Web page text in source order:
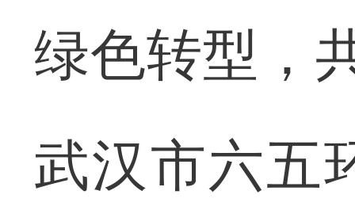
绿色转型，
武汉市六五